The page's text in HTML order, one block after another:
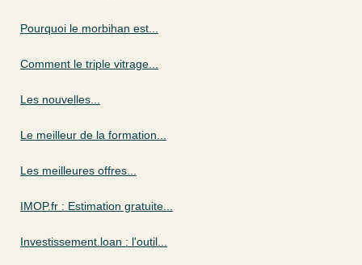
Pourquoi le morbihan est...
Comment le triple vitrage...
Les nouvelles...
Le meilleur de la formation...
Les meilleures offres...
IMOP.fr : Estimation gratuite...
Investissement.loan : l'outil...